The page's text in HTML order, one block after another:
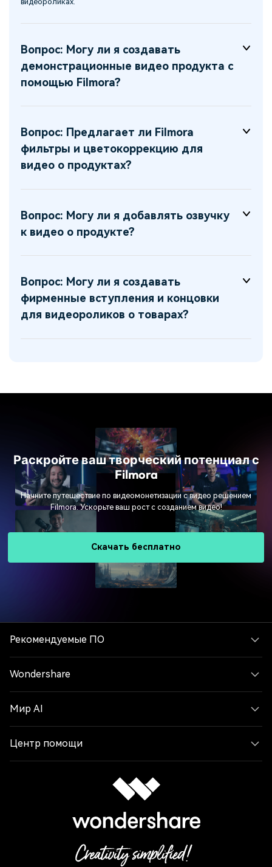
Вопрос: Могу ли я создавать
демонстрационные видео продукта с
помощью Filmora?
Вопрос: Предлагает ли Filmora
фильтры и цветокоррекцию для
видео о продуктах?
Вопрос: Могу ли я добавлять озвучку
к видео о продукте?
Вопрос: Могу ли я создавать
фирменные вступления и концовки
для видеороликов о товарах?
Раскройте ваш творческий потенциал с
Filmora
Начните путешествие по видеомонетизации с видео решением
Filmora. Ускорьте ваш рост с созданием видео!
Скачать бесплатно
Рекомендуемые ПО
Wondershare
Мир AI
Центр помощи